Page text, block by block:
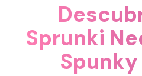
Sprunki